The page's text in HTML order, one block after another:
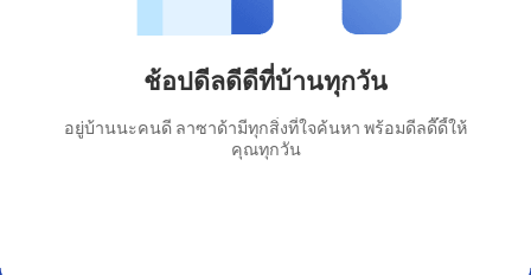
ช้อปดีลดีดีที่บ้านทุกวัน
อยู่บ้านนะคนดี ลาซาด้ามีทุกสิ่งที่ใจค้นหา พร้อมดีลดี๊ดี้ให้
คุณทุกวัน